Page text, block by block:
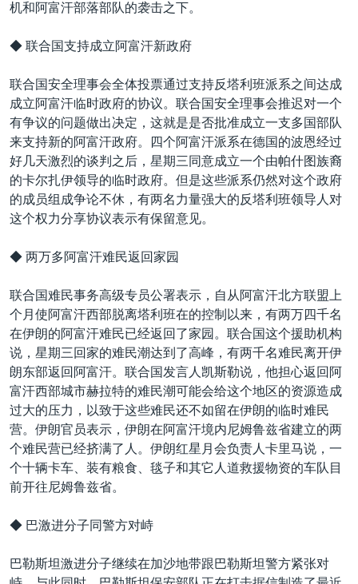
机和阿富汗部落部队的袭击之下。
◆ 联合国支持成立阿富汗新政府
联合国安全理事会全体投票通过支持反塔利班派系之间达成
成立阿富汗临时政府的协议。联合国安全理事会推迟对一个
有争议的问题做出决定，这就是是否批准成立一支多国部队
来支持新的阿富汗政府。四个阿富汗派系在德国的波恩经过
好几天激烈的谈判之后，星期三同意成立一个由帕什图族裔
的卡尔扎伊领导的临时政府。但是这些派系仍然对这个政府
的成员组成争论不休，有两名力量强大的反塔利班领导人对
这个权力分享协议表示有保留意见。
◆ 两万多阿富汗难民返回家园
联合国难民事务高级专员公署表示，自从阿富汗北方联盟上
个月使阿富汗西部脱离塔利班在的控制以来，有两万四千名
在伊朗的阿富汗难民已经返回了家园。联合国这个援助机构
说，星期三回家的难民潮达到了高峰，有两千名难民离开伊
朗东部返回阿富汗。联合国发言人凯斯勒说，他担心返回阿
富汗西部城市赫拉特的难民潮可能会给这个地区的资源造成
过大的压力，以致于这些难民还不如留在伊朗的临时难民
营。伊朗官员表示，伊朗在阿富汗境内尼姆鲁兹省建立的两
个难民营已经挤满了人。伊朗红星月会负责人卡里马说，一
个十辆卡车、装有粮食、毯子和其它人道救援物资的车队目
前开往尼姆鲁兹省。
◆ 巴激进分子同警方对峙
巴勒斯坦激进分子继续在加沙地带跟巴勒斯坦警方紧张对